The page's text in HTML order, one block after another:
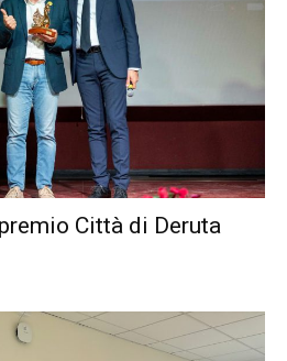
Città di Deruta